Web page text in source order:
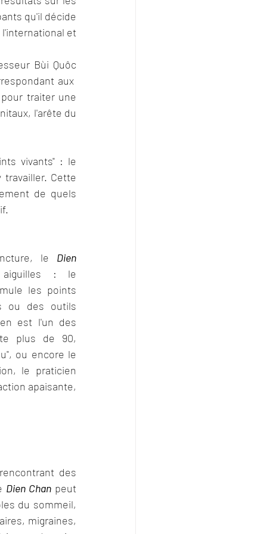
qu'il décide
et
Bùi Quôc
aux
traiter une
l'arête du
vivants" : le
Cette
de quels
le Dien
: le
les points
ou des outils
est l'un des
plus de 90,
ou encore le
le praticien
apaisante,
des
Dien Chan peut
du sommeil,
migraines